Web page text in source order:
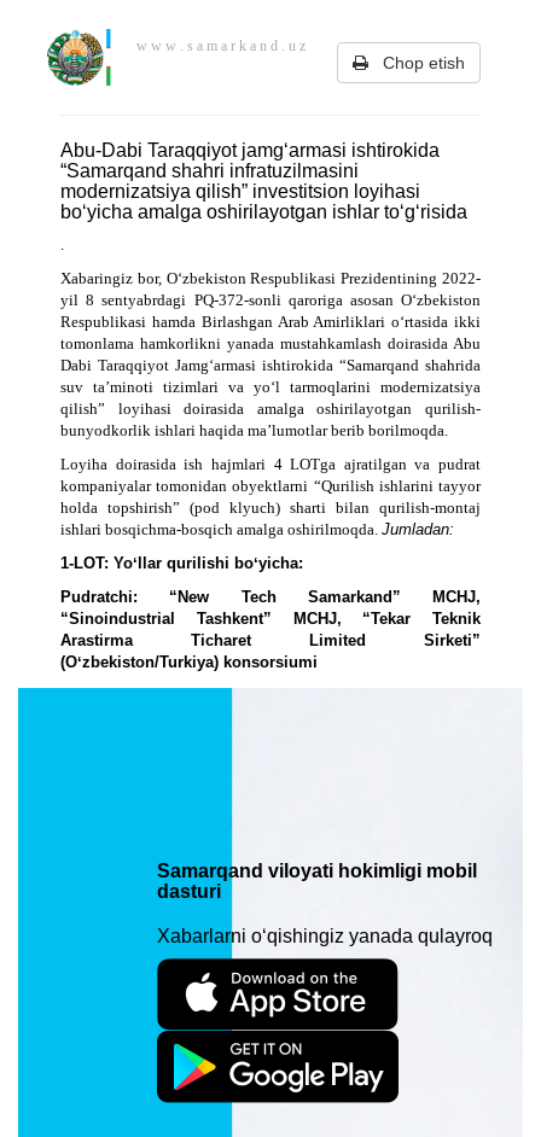
w w w . s a m a r k a n d . u z
Chop etish
Abu-Dabi Taraqqiyot jamgʻarmasi ishtirokida
“Samarqand shahri infratuzilmasini
modernizatsiya qilish” investitsion loyihasi
boʻyicha amalga oshirilayotgan ishlar toʻgʻrisida
Xabaringiz bor, Oʻzbekiston Respublikasi Prezidentining 2022-
yil 8 sentyabrdagi PQ-372-sonli qaroriga asosan Oʻzbekiston
Respublikasi hamda Birlashgan Arab Amirliklari oʻrtasida ikki
tomonlama hamkorlikni yanada mustahkamlash doirasida Abu
Dabi Taraqqiyot Jamgʻarmasi ishtirokida “Samarqand shahrida
suv taʼminoti tizimlari va yoʻl tarmoqlarini modernizatsiya
qilish” loyihasi doirasida amalga oshirilayotgan qurilish-
bunyodkorlik ishlari haqida maʼlumotlar berib borilmoqda.
Loyiha doirasida ish hajmlari 4 LOTga ajratilgan va pudrat
kompaniyalar tomonidan obyektlarni “Qurilish ishlarini tayyor
holda topshirish” (pod klyuch) sharti bilan qurilish-montaj
ishlari bosqichma-bosqich amalga oshirilmoqda. Jumladan:
1-LOT: Yoʻllar qurilishi boʻyicha:
Pudratchi: “New Tech Samarkand” MCHJ,
“Sinoindustrial Tashkent” MCHJ, “Tekar Teknik
Arastirma Ticharet Limited Sirketi”
(Oʻzbekiston/Turkiya) konsorsiumi
Hozirda ushbu ko‘chada ko‘kalamzorlashtirish ishlariga
tayyorlarlik ko‘rilmoqda. Gagarin ko‘chasining Firdavsiy
montaj ishlari to‘liq yakunlangan bo‘lib, Hozirda ushbu
ko‘chada ko‘kalamzorlashtirish ishlariga tayyorlarlimk
Gagarin ko‘chasining A.Temur ko‘chasi kesishmasidan
Firdavsiy ko‘chasigacha bo‘lgan qismida 400 metr masofada 3
qatlam asfalt yotqizilib, devordan devorgacha (avtomobillar
to‘xtab turish joylari, irrigatsiya, tungi yoritish chiroqlari)
qurilish-montaj ishlari to‘liq yakunlandi, hozirda yondosh
Samarqand viloyati hokimligi mobil
dasturi
Xabarlarni o‘qishingiz yanada qulayroq